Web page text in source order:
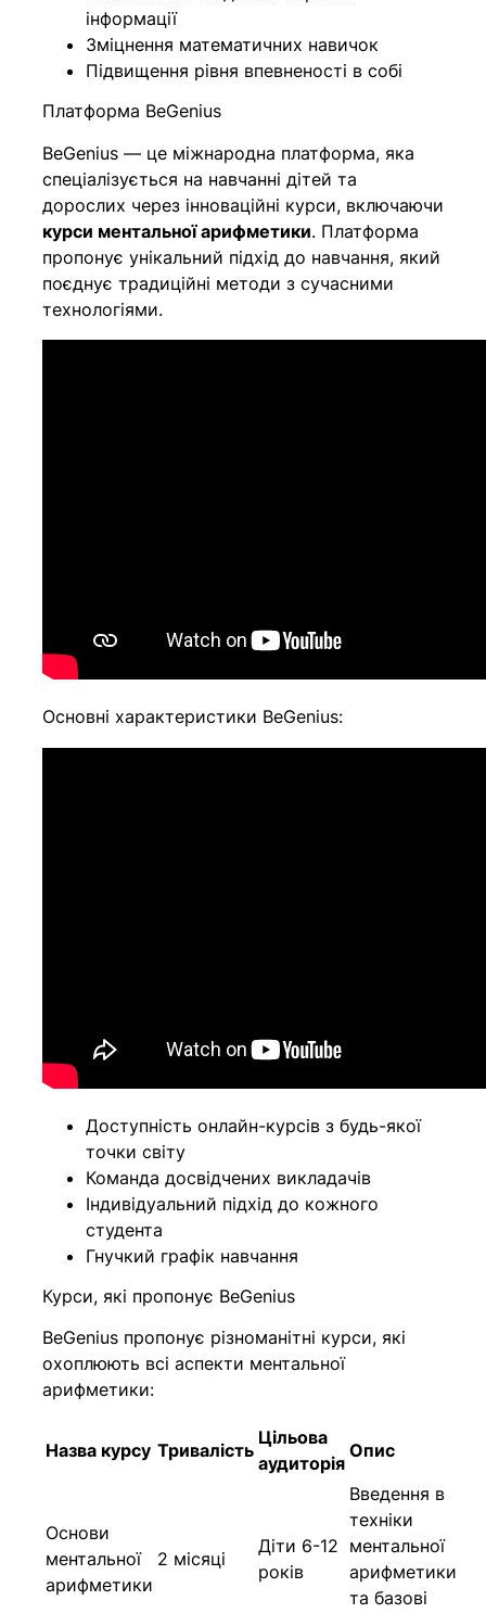
інформації
Зміцнення математичних навичок
Підвищення рівня впевненості в собі
Платформа BeGenius
BeGenius — це міжнародна платформа, яка
спеціалізується на навчанні дітей та
дорослих через інноваційні курси, включаючи
курси ментальної арифметики. Платформа
пропонує унікальний підхід до навчання, який
поєднує традиційні методи з сучасними
технологіями.
Основні характеристики BeGenius:
Доступність онлайн-курсів з будь-якої
точки світу
Команда досвідчених викладачів
Індивідуальний підхід до кожного
студента
Гнучкий графік навчання
Курси, які пропонує BeGenius
BeGenius пропонує різноманітні курси, які
охоплюють всі аспекти ментальної
арифметики:
Назва курсу Тривалість
Цільова
аудиторія
Опис
Основи
ментальної
арифметики
2 місяці
Діти 6-12
років
Введення в
техніки
ментальної
арифметики
та базові